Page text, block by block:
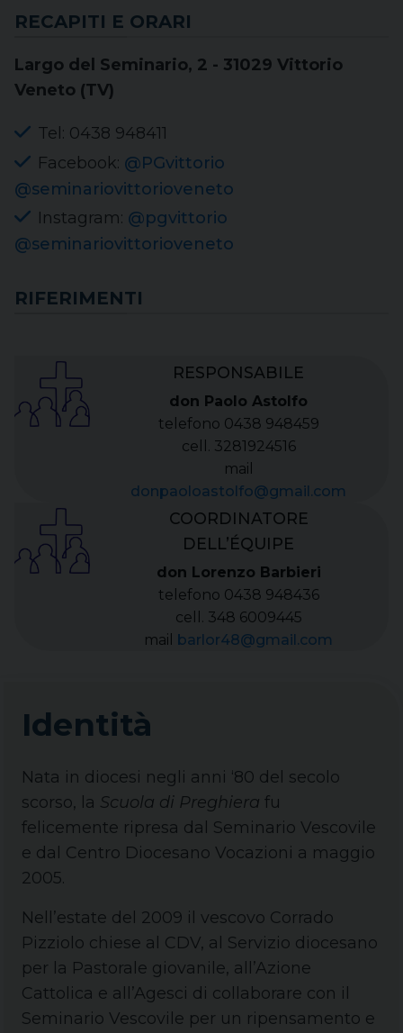
RECAPITI E ORARI
Largo del Seminario, 2 - 31029 Vittorio
Veneto (TV)
Tel: 0438 948411
Facebook: @PGvittorio
@seminariovittorioveneto
Instagram: @pgvittorio
@seminariovittorioveneto
RIFERIMENTI
RESPONSABILE
don Paolo Astolfo
telefono 0438 948459
cell. 3281924516
mail
donpaoloastolfo@gmail.com
COORDINATORE
DELL’ÉQUIPE
don Lorenzo Barbieri
telefono 0438 948436
cell. 348 6009445
mail
barlor48@gmail.com
Identità
Nata in diocesi negli anni ‘80 del secolo
scorso, la Scuola di Preghiera fu
felicemente ripresa dal Seminario Vescovile
e dal Centro Diocesano Vocazioni a maggio
2005.
Nell’estate del 2009 il vescovo Corrado
Pizziolo chiese al CDV, al Servizio diocesano
per la Pastorale giovanile, all’Azione
Cattolica e all’Agesci di collaborare con il
Seminario Vescovile per un ripensamento e